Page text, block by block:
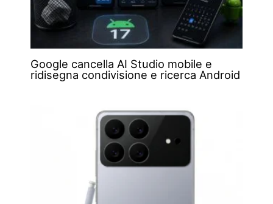
Google cancella AI Studio mobile e
ridisegna condivisione e ricerca Android